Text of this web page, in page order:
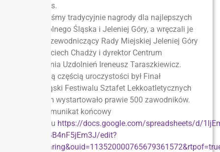
Kornobys.
Wręczyliśmy tradycyjnie nagrody dla najlepszych
szkół Dolnego Śląska i Jeleniej Góry, a wręczali je
także Przewodniczący Rady Miejskiej Jeleniej Góry
pan Wojciech Chadży i dyrektor Centrum
Wspierania Uzdolnień Ireneusz Taraszkiewicz.
Sportową częścią uroczystości był Finał
Dolnośląski Festiwalu Sztafet Lekkoatletycznych
w którym wystartowało prawie 500 zawodników.
Tutaj komunikat końcowy
Festiwalu https://docs.google.com/spreadsheets/d/
LlJXaqGB4nF5jEm3J/edit?